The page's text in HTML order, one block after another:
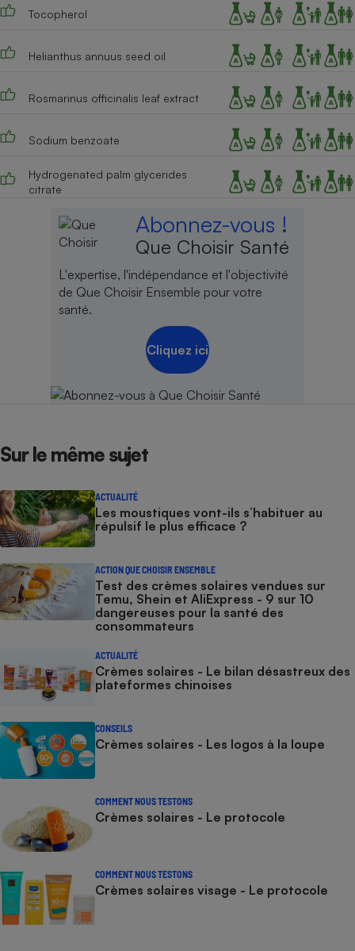
Tocopherol
Helianthus annuus seed oil
Rosmarinus officinalis leaf extract
Sodium benzoate
Hydrogenated palm glycerides
citrate
Abonnez-vous !
Que Choisir Santé
L'expertise, l'indépendance et l'objectivité
de Que Choisir Ensemble pour votre
santé.
Cliquez ici
Sur le même sujet
ACTUALITÉ
Les moustiques vont-ils s’habituer au
répulsif le plus efficace ?
ACTION QUE CHOISIR ENSEMBLE
Test des crèmes solaires vendues sur
Temu, Shein et AliExpress - 9 sur 10
dangereuses pour la santé des
consommateurs
ACTUALITÉ
Crèmes solaires - Le bilan désastreux des
plateformes chinoises
CONSEILS
Crèmes solaires - Les logos à la loupe
COMMENT NOUS TESTONS
Crèmes solaires - Le protocole
COMMENT NOUS TESTONS
Crèmes solaires visage - Le protocole